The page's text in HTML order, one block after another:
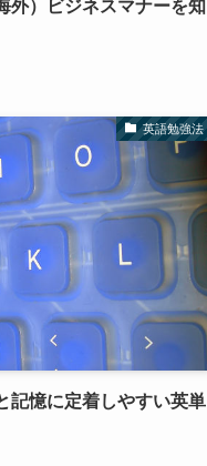
外）ビジネスマナーを知
英語勉強法
記憶に定着しやすい英単